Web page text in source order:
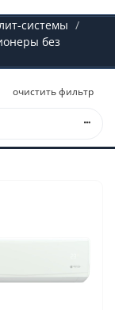
системы
без
очистить фильтр